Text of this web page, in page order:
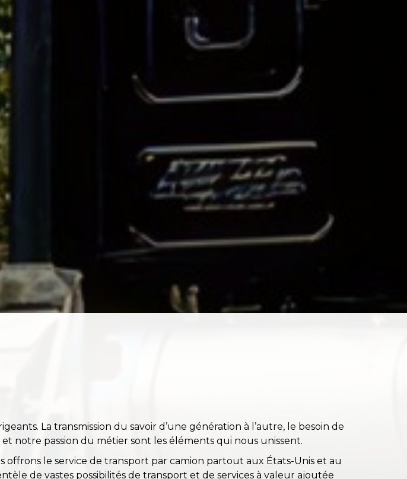
La transmission du savoir d’une génération à l’autre, le besoin de
notre passion du métier sont les éléments qui nous unissent.
le service de transport par camion partout aux États-Unis et au
de vastes possibilités de transport et de services à valeur ajoutée